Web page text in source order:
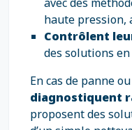
haute pression,
Contrôlent
des solutions
En cas de panne
diagnostiquent
proposent des